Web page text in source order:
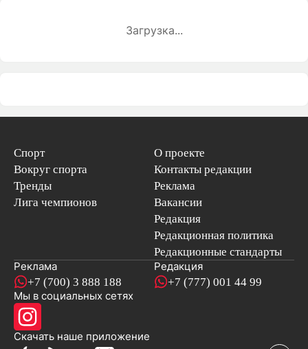
Загрузка...
Спорт
Вокруг спорта
Тренды
Лига чемпионов
О проекте
Контакты редакции
Реклама
Вакансии
Редакция
Редакционная политика
Редакционные стандарты
Реклама
+7 (700) 3 888 188
Редакция
+7 (777) 001 44 99
Мы в социальных сетях
Скачать наше приложениеновостей